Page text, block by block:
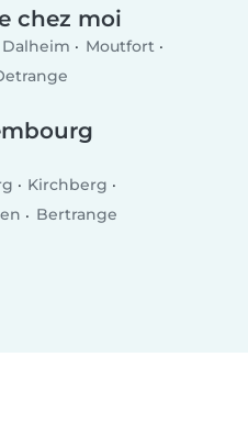
chez moi
Dalheim
Moutfort
Kirchberg
Bertrange